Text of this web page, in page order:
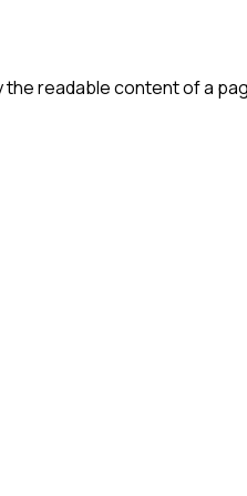
readable content of a